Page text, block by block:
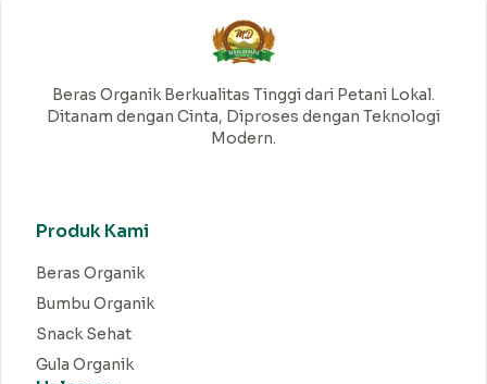
Beras Organik Berkualitas Tinggi dari Petani Lokal.
Ditanam dengan Cinta, Diproses dengan Teknologi
Modern.
Produk Kami
Beras Organik
Bumbu Organik
Snack Sehat
Gula Organik